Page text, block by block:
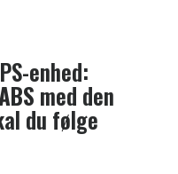
enhed:
med den
du følge